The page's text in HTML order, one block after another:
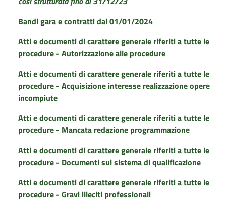
Bandi gara e contratti dal 01/01/2024
Atti e documenti di carattere generale riferiti a tutte le
procedure - Autorizzazione alle procedure
Atti e documenti di carattere generale riferiti a tutte le
procedure - Acquisizione interesse realizzazione opere
incompiute
Atti e documenti di carattere generale riferiti a tutte le
procedure - Mancata redazione programmazione
Atti e documenti di carattere generale riferiti a tutte le
procedure - Documenti sul sistema di qualificazione
Atti e documenti di carattere generale riferiti a tutte le
procedure - Gravi illeciti professionali